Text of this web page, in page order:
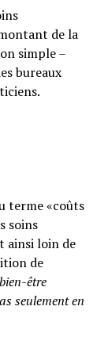
de la
simple –
bureaux
terme «coûts
soins
ainsi loin de
de
être
seulement en